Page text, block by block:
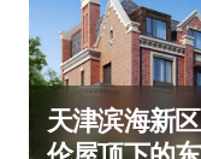
天津滨海新